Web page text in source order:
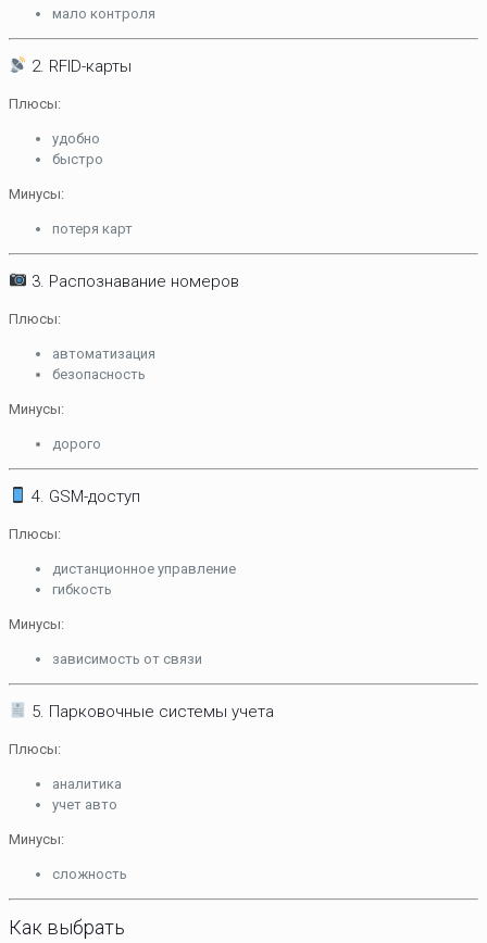
мало контроля
2. RFID-карты
Плюсы:
удобно
быстро
Минусы:
потеря карт
3. Распознавание номеров
Плюсы:
автоматизация
безопасность
Минусы:
дорого
4. GSM-доступ
Плюсы:
дистанционное управление
гибкость
Минусы:
зависимость от связи
5. Парковочные системы учета
Плюсы:
аналитика
учет авто
Минусы:
сложность
Как выбрать